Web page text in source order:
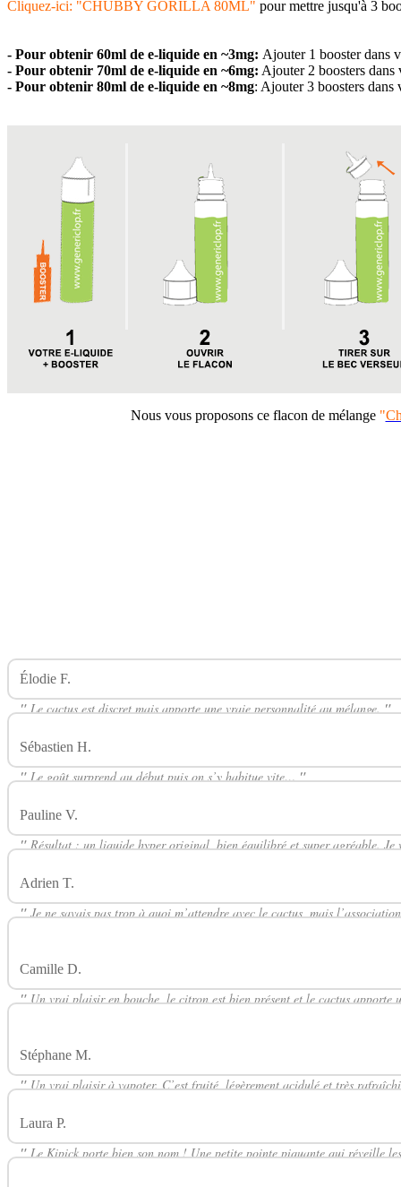
Cliquez-ici: "CHUBBY GORILLA 80ML" pour mettre jusqu'à 3
- Pour obtenir 60ml de e-liquide en ~3mg: Ajouter 1 booster dans
- Pour obtenir 70ml de e-liquide en ~6mg: Ajouter 2 boosters
- Pour obtenir 80ml de e-liquide en ~8mg: Ajouter 3 boosters
Nous vous proposons ce flacon de mélange "
Élodie F.
"Le cactus est discret mais apporte une vraie personnalité au mélange."
Sébastien H.
"Le goût surprend au début puis on s’y habitue vite…"
Pauline V.
"Résultat : un liquide hyper original, bien équilibré et super agréable.
Adrien T.
"Je ne savais pas trop à quoi m’attendre avec le cactus, mais
Camille D.
"Un vrai plaisir en bouche, le citron est bien présent et le cactus apporte
Stéphane M.
"Un vrai plaisir à vapoter. C’est fruité, légèrement acidulé et très
Laura P.
"Le Kipick porte bien son nom ! Une petite pointe piquante qui réveille